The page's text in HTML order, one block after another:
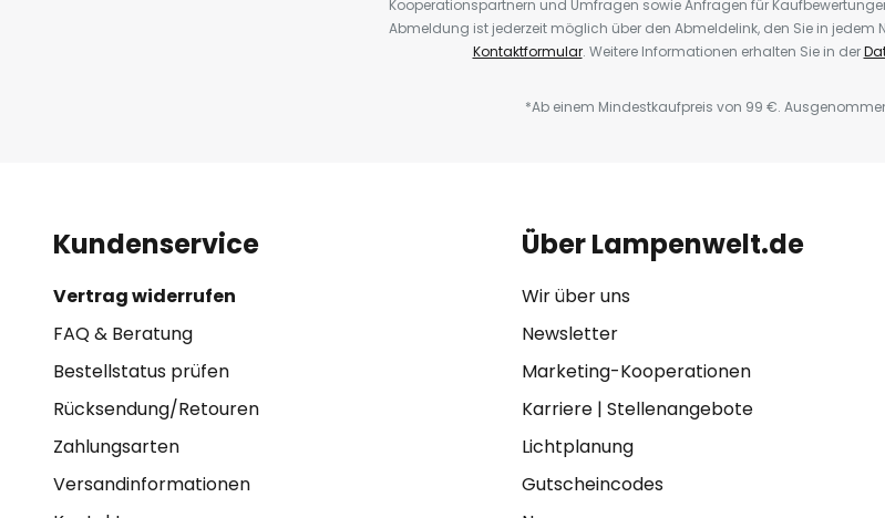
Kooperationspartnern und Umfragen sowie Anfragen für
Abmeldung ist jederzeit möglich über den Abmeldelink, den Sie in jedem
Kontaktformular. Weitere Informationen erhalten Sie in der
*Ab einem Mindestkaufpreis von 99 €.
Kundenservice
Vertrag widerrufen
FAQ & Beratung
Bestellstatus prüfen
Rücksendung/Retouren
Zahlungsarten
Versandinformationen
Über Lampenwelt.de
Wir über uns
Newsletter
Marketing-Kooperationen
Karriere| Stellenangebote
Lichtplanung
Gutscheincodes